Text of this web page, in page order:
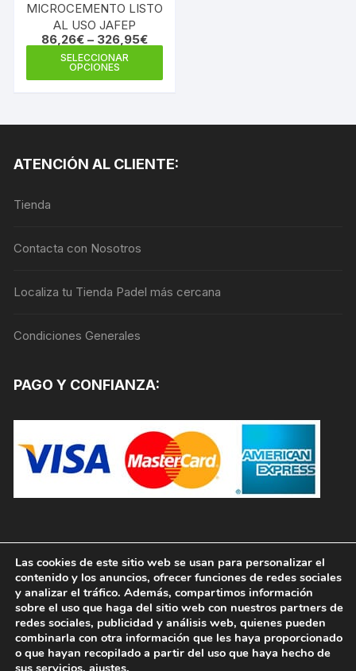
MICROCEMENTO LISTO
AL USO JAFEP
86,26€ – 326,95€
SELECCIONAR
OPCIONES
opciones
ATENCIÓN AL CLIENTE:
Tienda
Contacta con Nosotros
Localiza tu Tienda Padel más cercana
Condiciones Generales
PAGO Y CONFIANZA:
Las cookies de este sitio web se usan para personalizar el
contenido y los anuncios, ofrecer funciones de redes sociales
y analizar el tráfico. Además, compartimos información
sobre el uso que haga del sitio web con nuestros partners de
redes sociales, publicidad y análisis web, quienes pueden
combinarla con otra información que les haya proporcionado
o que hayan recopilado a partir del uso que haya hecho de
sus servicios. ajustes.